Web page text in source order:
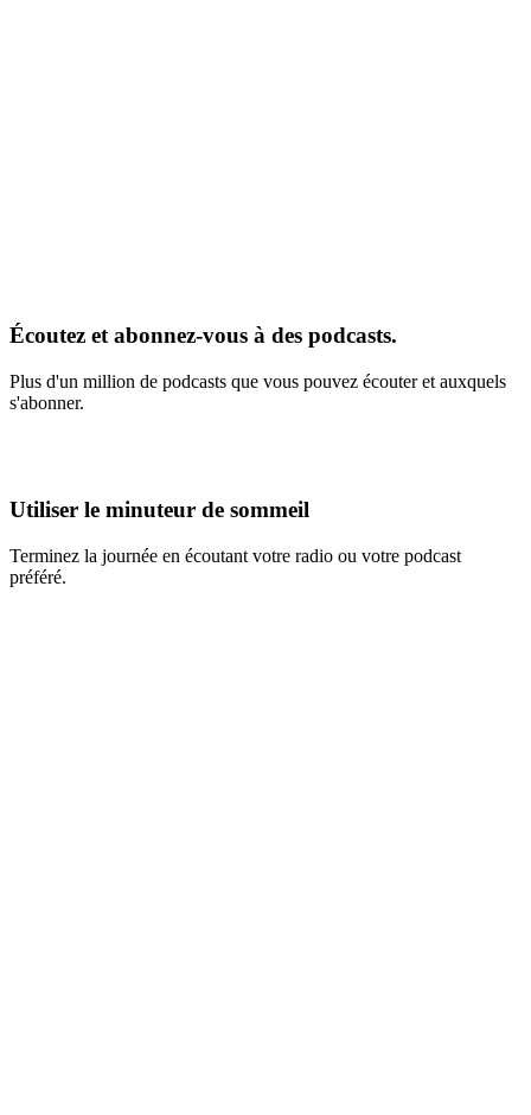
Écoutez et abonnez-vous à des podcasts.
Plus d'un million de podcasts que vous pouvez écouter et auxquels
s'abonner.
Utiliser le minuteur de sommeil
Terminez la journée en écoutant votre radio ou votre podcast
préféré.